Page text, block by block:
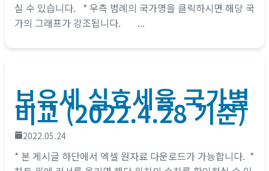
실 수 있습니다. * 우측 범례의 국가명을 클릭하시면 해당 국
가의 그래프가 강조됩니다. ...
보유세 실효세율 국가별
비교 (2022.4.28 기준)
2022.05.24
* 본 게시글 하단에서 엑셀 원자료 다운로드가 가능합니다. *